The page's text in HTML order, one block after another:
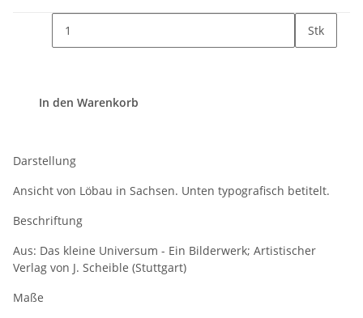
Stk
In den Warenkorb
Darstellung
Ansicht von Löbau in Sachsen. Unten typografisch betitelt.
Beschriftung
Aus: Das kleine Universum - Ein Bilderwerk; Artistischer
Verlag von J. Scheible (Stuttgart)
Maße